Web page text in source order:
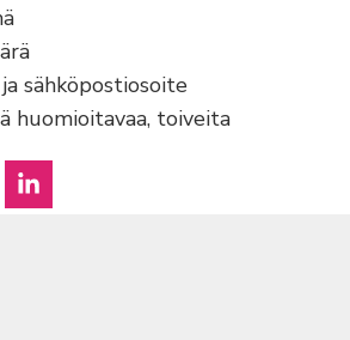
sähköpostiosoite
huomioitavaa, toiveita
Jaa Linkedinissä